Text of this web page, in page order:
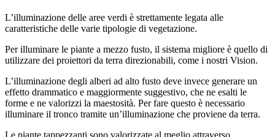
L’illuminazione delle aree verdi è strettamente legata alle
caratteristiche delle varie tipologie di vegetazione.
Per illuminare le piante a mezzo fusto, il sistema migliore è quello di
utilizzare dei proiettori da terra direzionabili, come i nostri Vision.
L’illuminazione degli alberi ad alto fusto deve invece generare un
effetto drammatico e maggiormente suggestivo, che ne esalti le
forme e ne valorizzi la maestosità. Per fare questo è necessario
illuminare il tronco tramite un’illuminazione che proviene da terra.
Le piante tappezzanti sono valorizzate al meglio attraverso